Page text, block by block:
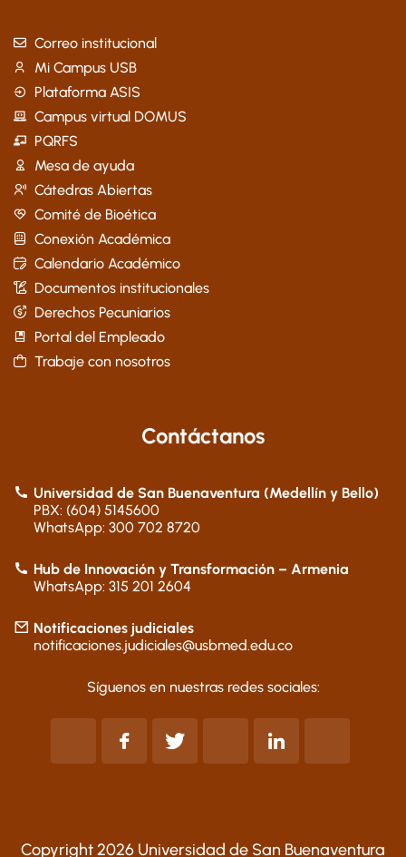
Correo institucional
Mi Campus USB
Plataforma ASIS
Campus virtual DOMUS
PQRFS
Mesa de ayuda
Cátedras Abiertas
Comité de Bioética
Conexión Académica
Calendario Académico
Documentos institucionales
Derechos Pecuniarios
Portal del Empleado
Trabaje con nosotros
Contáctanos
Universidad de San Buenaventura (Medellín y Bello)
PBX: (604) 5145600
WhatsApp: 300 702 8720
Hub de Innovación y Transformación – Armenia
WhatsApp: 315 201 2604
Notificaciones judiciales
notificaciones.judiciales@usbmed.edu.co
Síguenos en nuestras redes sociales:
Copyright 2026 Universidad de San Buenaventura